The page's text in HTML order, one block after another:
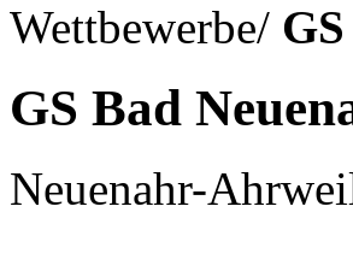
Wettbewerbe/
GS Bad
Neuenahr-